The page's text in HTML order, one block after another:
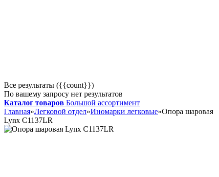
Все результаты ({{count}})
По вашему запросу нет результатов
Каталог товаров Большой ассортимент
Главная»Легковой отдел»Иномарки легковые»Опора шаровая
Lynx C1137LR